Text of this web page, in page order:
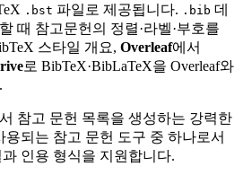
.bst 파일로 제공됩니다. .bib 데
때 참고문헌의 정렬·라벨·부호를
스타일 개요, Overleaf에서
로 BibTeX·BibLaTeX을 Overleaf와
참고 문헌 목록을 생성하는 강력한
용되는 참고 문헌 도구 중 하나로서
인용 형식을 지원합니다.